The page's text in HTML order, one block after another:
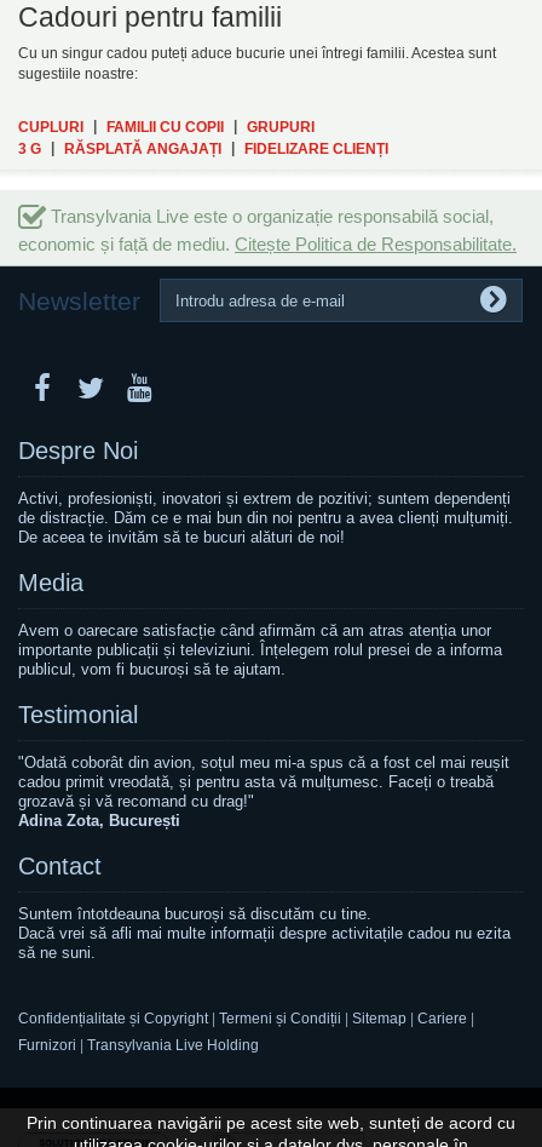
Cadouri pentru familii
Cu un singur cadou puteți aduce bucurie unei întregi familii. Acestea sunt
sugestiile noastre:
CUPLURI FAMILII CU COPII
GRUPURI
3 G
RĂSPLATĂ ANGAJAȚI FIDELIZARE CLIENȚI
Transylvania Live este o organizație responsabilă social,
economic și față de mediu. Citește Politica de Responsabilitate.
Newsletter
Despre Noi
Activi, profesioniști, inovatori și extrem de pozitivi; suntem dependenți
de distracție. Dăm ce e mai bun din noi pentru a avea clienți mulțumiți.
De aceea te invităm să te bucuri alături de noi!
Media
Avem o oarecare satisfacție când afirmăm că am atras atenția unor
importante publicații și televiziuni. Înțelegem rolul presei de a informa
publicul, vom fi bucuroși să te ajutam.
Testimonial
"Odată coborât din avion, soțul meu mi-a spus că a fost cel mai reușit
cadou primit vreodată, și pentru asta vă mulțumesc. Faceți o treabă
grozavă și vă recomand cu drag!"
Adina Zota, București
Contact
Suntem întotdeauna bucuroși să discutăm cu tine.
Dacă vrei să afli mai multe informații despre activitațile cadou nu ezita
să ne suni.
Confidențialitate și Copyright| Termeni și Condiții Sitemap Cariere
Furnizori
Transylvania Live Holding
Prin continuarea navigării pe acest site web, sunteți de acord cu